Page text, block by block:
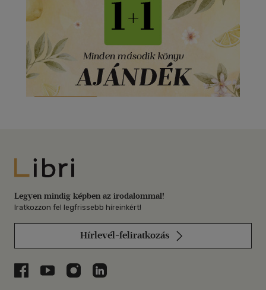
Libri
Legyen mindig képben az irodalommal!
Iratkozzon fel legfrissebb híreinkért!
Hírlevél-feliratkozás
Libri a Facebookon
Libri a Youtube-on
Libri az Instagramon
Libri a LinkedInen